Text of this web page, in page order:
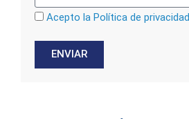
Acepto la Política de privacidad
ENVIAR